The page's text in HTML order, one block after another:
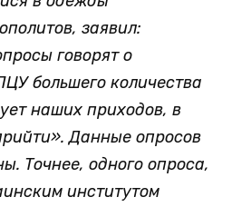
заявил:
говорят о
большего количества
наших приходов, в
Данные опросов
Точнее, одного опроса,
институтом